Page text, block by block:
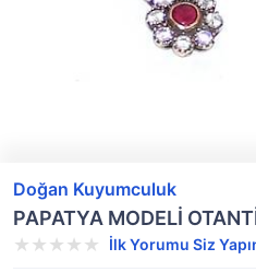
Doğan Kuyumculuk
PAPATYA MODELİ
İlk Yorumu Siz